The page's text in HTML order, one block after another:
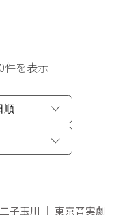
を表示
子玉川 ｜ 東京音実劇